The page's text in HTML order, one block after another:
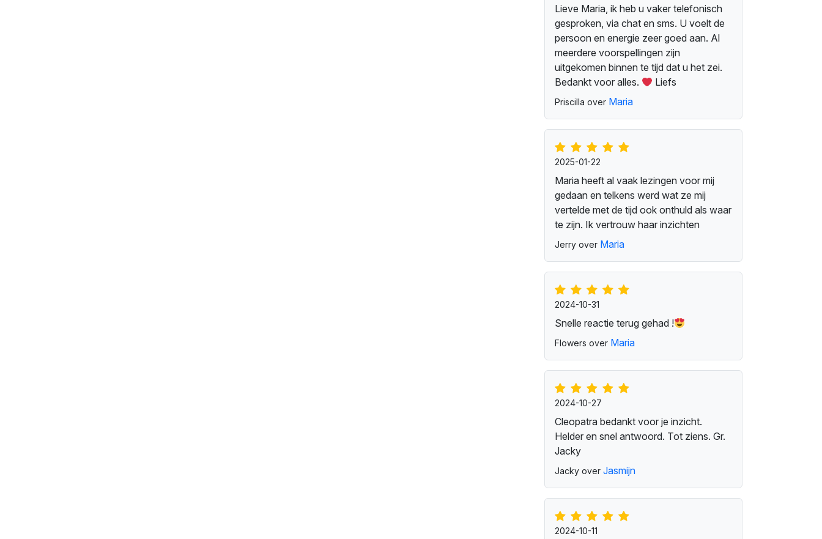
Lieve Maria, ik heb u vaker telefonisch
gesproken, via chat en sms. U voelt de
persoon en energie zeer goed aan. Al
meerdere voorspellingen zijn
uitgekomen binnen te tijd dat u het zei.
Bedankt voor alles.
Liefs
Priscilla over Maria
2025-01-22
Maria heeft al vaak lezingen voor mij
gedaan en telkens werd wat ze mij
vertelde met de tijd ook onthuld als waar
te zijn. Ik vertrouw haar inzichten
Jerry over Maria
2024-10-31
Snelle reactie terug gehad !
Flowers over Maria
2024-10-27
Cleopatra bedankt voor je inzicht.
Helder en snel antwoord. Tot ziens. Gr.
Jacky
Jacky over Jasmijn
2024-10-11